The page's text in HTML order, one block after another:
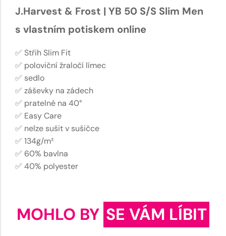
J.Harvest & Frost | YB 50 S/S Slim Men
s vlastním potiskem online
✅ Střih Slim Fit
✅ poloviční žraločí límec
✅ sedlo
✅ záševky na zádech
✅ pratelné na 40°
✅ Easy Care
✅ nelze sušit v sušičce
✅ 134g/m²
✅ 60% bavlna
✅ 40% polyester
MOHLO BY SE VÁM LÍBIT